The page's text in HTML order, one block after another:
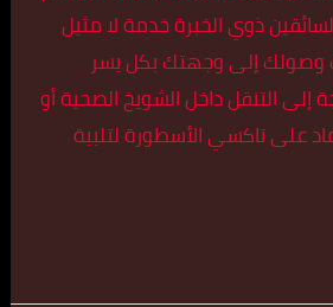
ذوي الخبرة خدمة لا مثيل
وصولك إلى وجهتك بكل يسر
إلى التنقل داخل الشويخ الصحية أو
على تاكسي الأسطورة لتلبية